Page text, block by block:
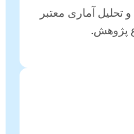
تحلیل آماری معتبر
پژوهش.